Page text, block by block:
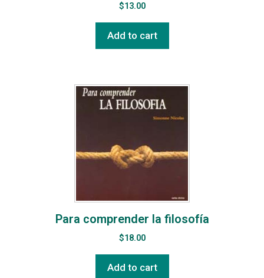
$13.00
Add to cart
Para comprender la filosofía
$18.00
Add to cart